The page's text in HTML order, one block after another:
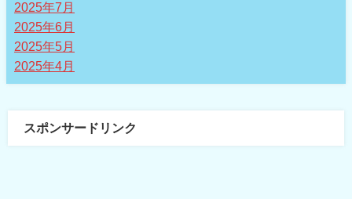
2025年7月
2025年6月
2025年5月
2025年4月
スポンサードリンク